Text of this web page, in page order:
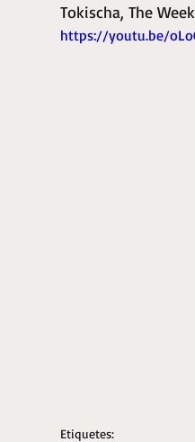
Tokischa, The
https://youtu.be/
Etiquetes: